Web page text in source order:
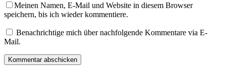
Meinen Namen, E-Mail und Website in diesem Browser
speichern, bis ich wieder kommentiere.
Benachrichtige mich über nachfolgende Kommentare via E-
Mail.